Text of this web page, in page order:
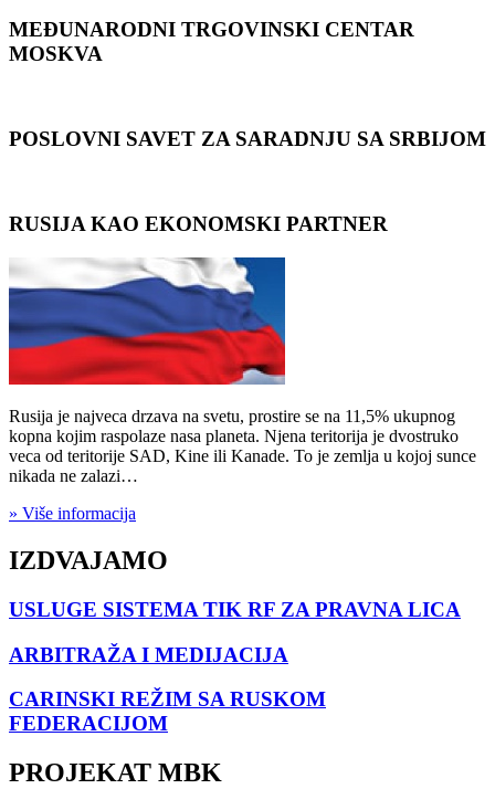
MEĐUNARODNI TRGOVINSKI CENTAR
MOSKVA
POSLOVNI SAVET ZA SARADNJU SA SRBIJOM
RUSIJA KAO EKONOMSKI PARTNER
Rusija je najveca drzava na svetu, prostire se na 11,5% ukupnog
kopna kojim raspolaze nasa planeta. Njena teritorija je dvostruko
veca od teritorije SAD, Kine ili Kanade. To je zemlja u kojoj sunce
nikada ne zalazi…
» Više informacija
IZDVAJAMO
USLUGE SISTEMA TIK RF ZA PRAVNA LICA
ARBITRAŽA I MEDIJACIJA
CARINSKI REŽIM SA RUSKOM
FEDERACIJOM
PROJEKAT MBK